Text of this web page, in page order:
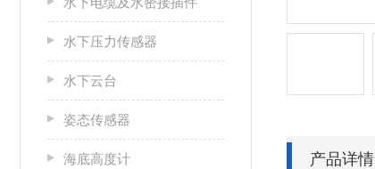
水下压力传感器
水下云台
姿态传感器
海底高度计 产品详情